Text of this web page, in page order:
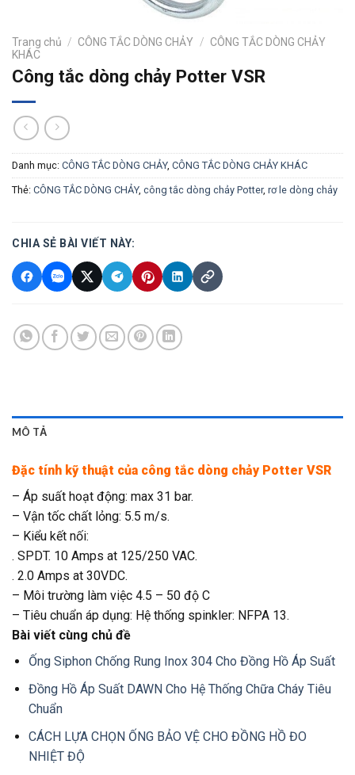
Trang chủ / CÔNG TẮC DÒNG CHẢY / CÔNG TẮC DÒNG CHẢY
KHÁC
Công tắc dòng chảy Potter VSR
Danh mục: CÔNG TẮC DÒNG CHẢY, CÔNG TẮC DÒNG CHẢY KHÁC
Thẻ: CÔNG TẮC DÒNG CHẢY, công tắc dòng chảy Potter, rơ le dòng chảy
CHIA SẺ BÀI VIẾT NÀY:
MÔ TẢ
Đặc tính kỹ thuật của công tắc dòng chảy Potter VSR
– Áp suất hoạt động: max 31 bar.
– Vận tốc chất lỏng: 5.5 m/s.
– Kiểu kết nối:
. SPDT. 10 Amps at 125/250 VAC.
. 2.0 Amps at 30VDC.
– Môi trường làm việc 4.5 – 50 độ C
– Tiêu chuẩn áp dụng: Hệ thống spinkler: NFPA 13.
Bài viết cùng chủ đề
Ống Siphon Chống Rung Inox 304 Cho Đồng Hồ Áp Suất
Đồng Hồ Áp Suất DAWN Cho Hệ Thống Chữa Cháy Tiêu
Chuẩn
CÁCH LỰA CHỌN ỐNG BẢO VỆ CHO ĐỒNG HỒ ĐO
NHIỆT ĐỘ